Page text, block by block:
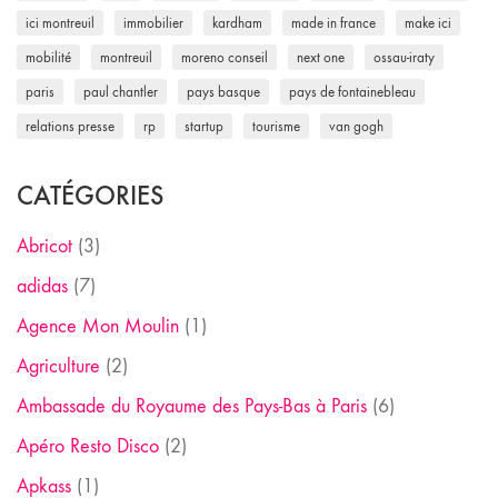
ici montreuil immobilier kardham made in france make ici
mobilité montreuil moreno conseil next one ossau-iraty
paris paul chantler pays basque pays de fontainebleau
relations presse rp startup tourisme van gogh
CATÉGORIES
Abricot (3)
adidas (7)
Agence Mon Moulin (1)
Agriculture (2)
Ambassade du Royaume des Pays-Bas à Paris (6)
Apéro Resto Disco (2)
Apkass (1)